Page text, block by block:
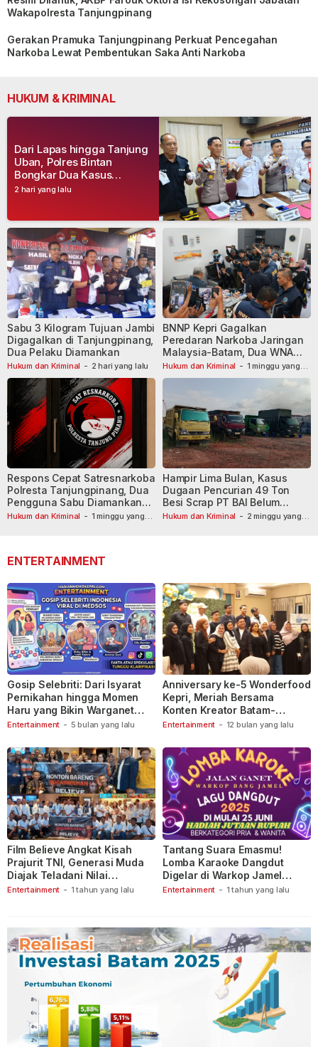
Wakapolresta Tanjungpinang
Gerakan Pramuka Tanjungpinang Perkuat Pencegahan
Narkoba Lewat Pembentukan Saka Anti Narkoba
HUKUM & KRIMINAL
2 hari yang lalu
Dari Lapas hingga Tanjung
Uban, Polres Bintan
Bongkar Dua Kasus
Narkoba, Empat Tersangka
Hukum dan Kriminal - 2 hari yang lalu
Sabu 3 Kilogram Tujuan Jambi
Digagalkan di Tanjungpinang,
Dua Pelaku Diamankan
Hukum dan Kriminal - 1 minggu yang
BNNP Kepri Gagalkan
Peredaran Narkoba Jaringan
Malaysia-Batam, Dua WNA
Masih Diburu
Hukum dan Kriminal - 1 minggu yang
Respons Cepat Satresnarkoba
Polresta Tanjungpinang, Dua
Pengguna Sabu Diamankan
Usai Dilaporkan ke Call Center
Hukum dan Kriminal - 2 minggu yang
Hampir Lima Bulan, Kasus
Dugaan Pencurian 49 Ton
Besi Scrap PT BAI Belum
Tetapkan Tersangka
ENTERTAINMENT
Entertainment - 5 bulan yang lalu
Gosip Selebriti: Dari Isyarat
Pernikahan hingga Momen
Haru yang Bikin Warganet
Berspekulasi
Entertainment - 12 bulan yang lalu
Anniversary ke-5 Wonderfood
Kepri, Meriah Bersama
Konten Kreator Batam-
Tanjungpinang
Entertainment - 1 tahun yang lalu
Film Believe Angkat Kisah
Prajurit TNI, Generasi Muda
Diajak Teladani Nilai
Keberanian
Entertainment - 1 tahun yang lalu
Tantang Suara Emasmu!
Lomba Karaoke Dangdut
Digelar di Warkop Jamel
Ganet